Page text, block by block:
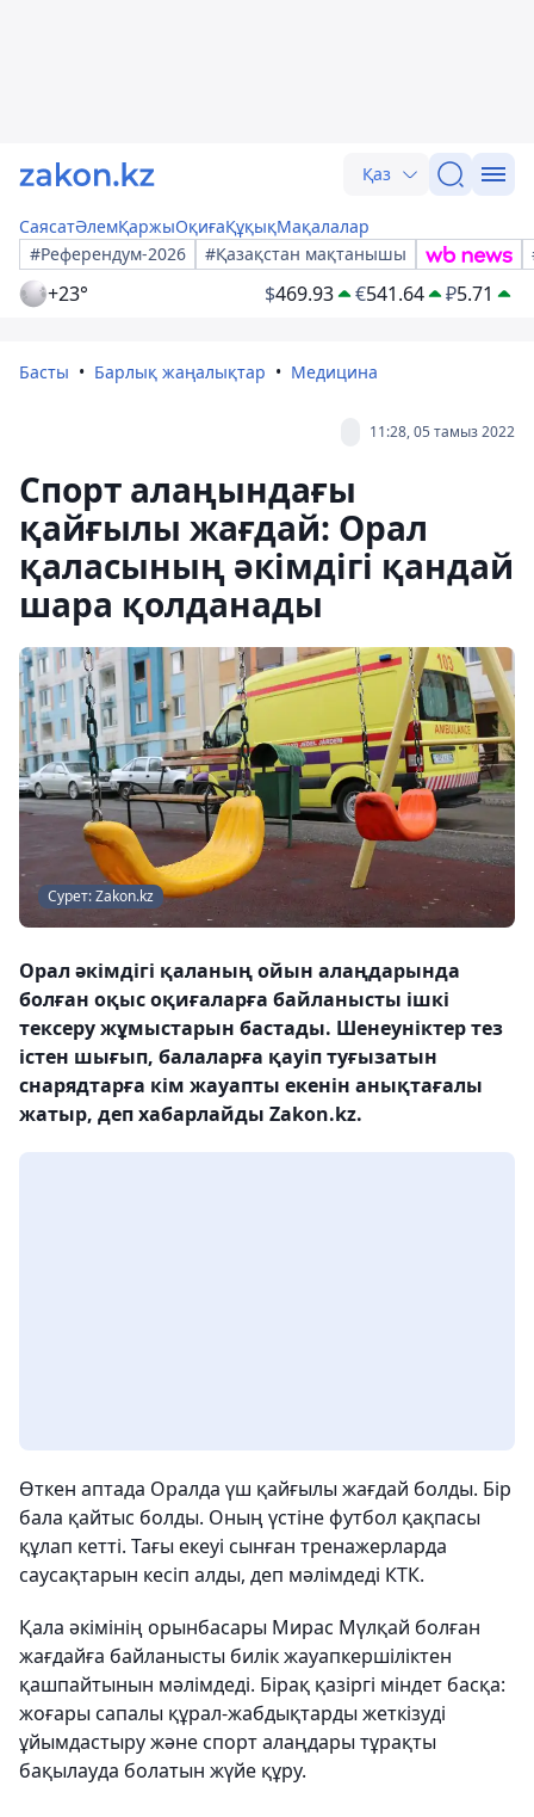
Қаз
СаясатӘлемҚаржыОқиғаҚұқықМақалалар
#Референдум-2026
#Қазақстан мақтанышы
+23° $469.93 €541.64 ₽5.71
Басты Барлық жаңалықтар Медицина
11:28, 05 тамыз 2022
Спорт алаңындағы
қайғылы жағдай: Орал
қаласының әкімдігі қандай
шара қолданады
Сурет: Zakon.kz
Орал әкімдігі қаланың ойын алаңдарында
болған оқыс оқиғаларға байланысты ішкі
тексеру жұмыстарын бастады. Шенеуніктер тез
істен шығып, балаларға қауіп туғызатын
снарядтарға кім жауапты екенін анықтағалы
жатыр, деп хабарлайды Zakon.kz.
Өткен аптада Оралда үш қайғылы жағдай болды. Бір
бала қайтыс болды. Оның үстіне футбол қақпасы
құлап кетті. Тағы екеуі сынған тренажерларда
саусақтарын кесіп алды, деп мәлімдеді КТК.
Қала әкімінің орынбасары Мирас Мүлқай болған
жағдайға байланысты билік жауапкершіліктен
қашпайтынын мәлімдеді. Бірақ қазіргі міндет басқа:
жоғары сапалы құрал-жабдықтарды жеткізуді
ұйымдастыру және спорт алаңдары тұрақты
бақылауда болатын жүйе құру.